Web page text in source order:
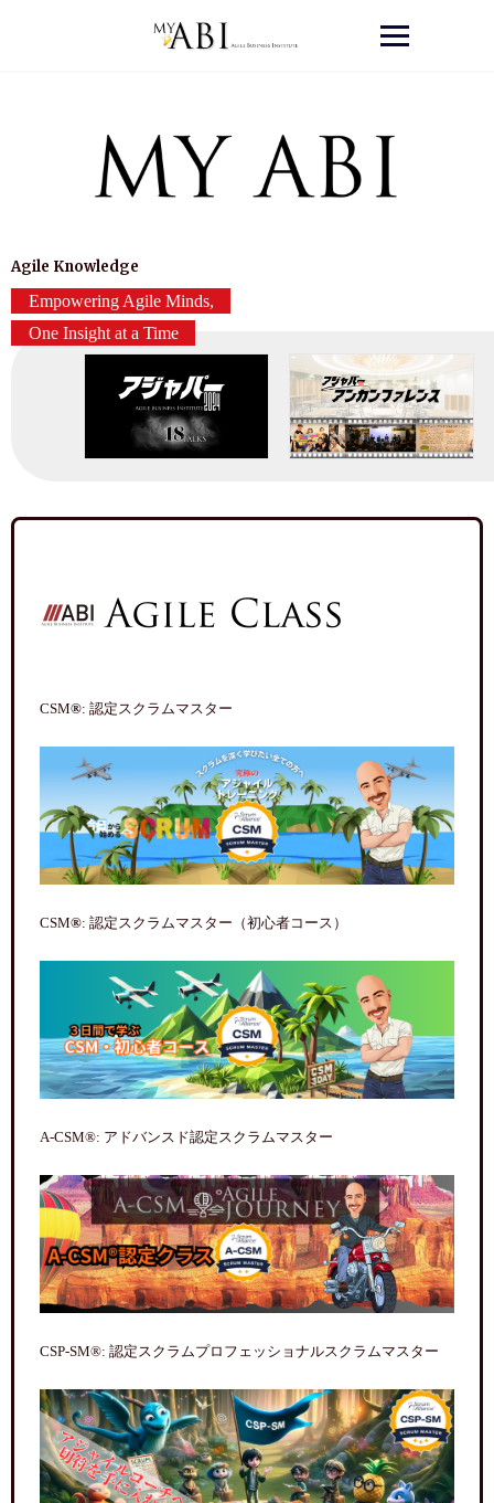
Agile Knowledge
Empowering Agile Minds,
One Insight at a Time
CSM®: 認定スクラムマスター
CSM®: 認定スクラムマスター（初心者コース）
A-CSM®: アドバンスド認定スクラムマスター
CSP-SM®: 認定スクラムプロフェッショナルスクラムマスター